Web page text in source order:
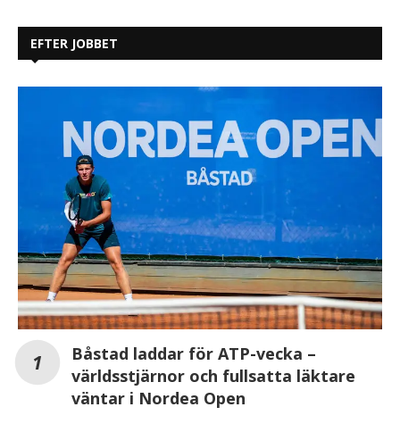
EFTER JOBBET
Båstad laddar för ATP-vecka –
världsstjärnor och fullsatta läktare
väntar i Nordea Open